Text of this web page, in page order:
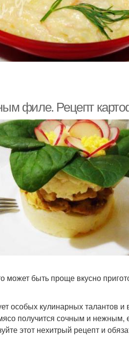
филе. Рецепт
может быть проще вкусно
особых кулинарных талантов
получится сочным и нежным,
этот нехитрый рецепт и